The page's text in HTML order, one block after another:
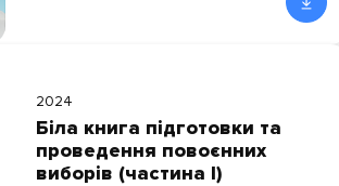
2024
Біла книга підготовки та
проведення повоєнних
виборів (частина І)